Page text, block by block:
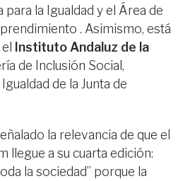
la Igualdad y el Área de
. Asimismo, está
Instituto Andaluz de la
de Inclusión Social,
de la Junta de
la relevancia de que el
llegue a su cuarta edición:
la sociedad” porque la